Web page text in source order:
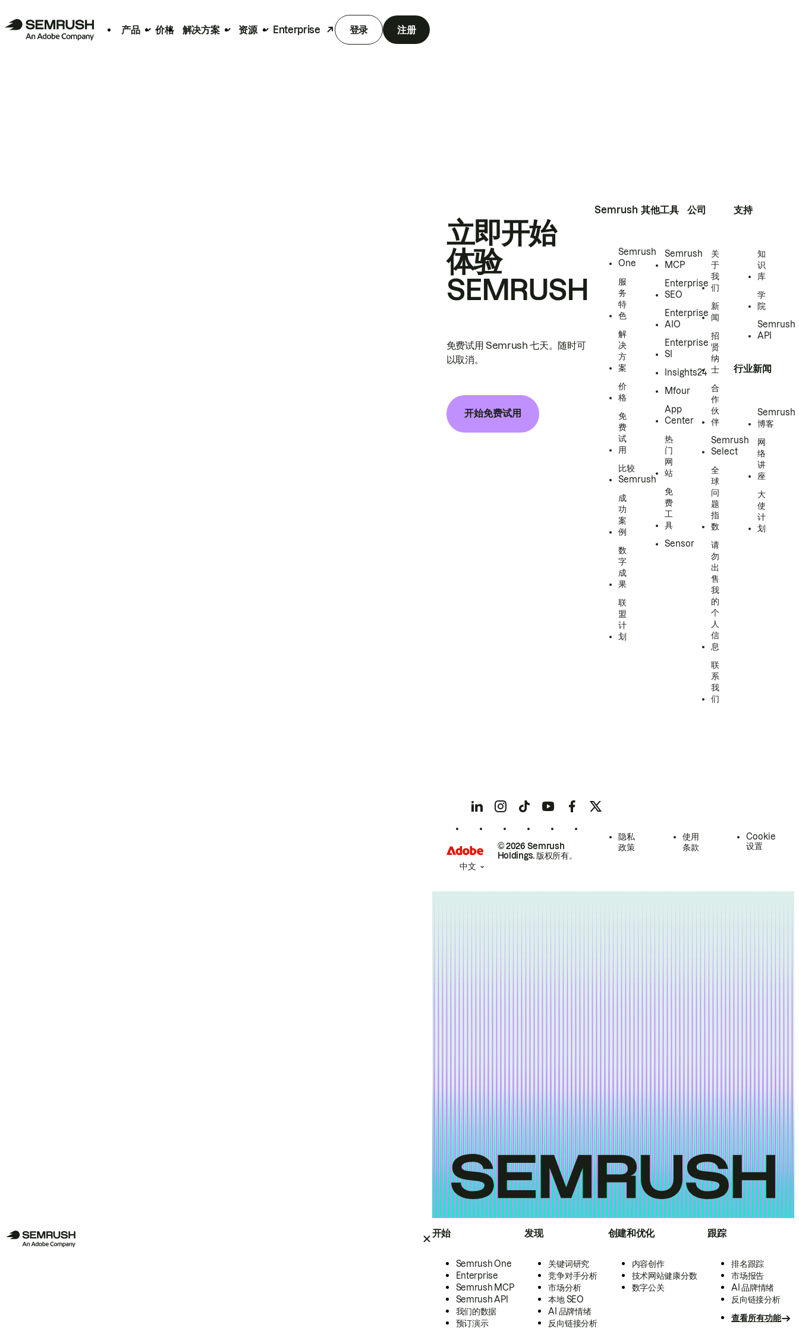
产品 价格 解决方案 资源 Enterprise 登录 注册
开始
Semrush One
Enterprise
Semrush MCP
Semrush API
我们的数据
预订演示
发现
关键词研究
竞争对手分析
市场分析
本地 SEO
AI 品牌情绪
反向链接分析
创建和优化
内容创作
技术网站健康分数
数字公关
跟踪
排名跟踪
市场报告
AI 品牌情绪
反向链接分析
查看所有功能
立即开始
体验
SEMRUSH
免费试用 Semrush 七天。随时可
以取消。
开始免费试用
Semrush
Semrush
One
服
务
特
色
解
决
方
案
价
格
免
费
试
用
比较
Semrush
成
功
案
例
数
字
成
果
联
盟
计
划
其他工具
Semrush
MCP
Enterprise
SEO
Enterprise
AIO
Enterprise
SI
Insights24
Mfour
App
Center
热
门
网
站
免
费
工
具
Sensor
公司
关
于
我
们
新
闻
招
贤
纳
士
合
作
伙
伴
Semrush
Select
全
球
问
题
指
数
请
勿
出
售
我
的
个
人
信
息
联
系
我
们
支持
知
识
库
学
院
Semrush
API
行业新闻
Semrush
博客
网
络
讲
座
大
使
计
划
© 2026 Semrush
Holdings. 版权所有。
隐私
政策
使用
条款
Cookie
设置
中文